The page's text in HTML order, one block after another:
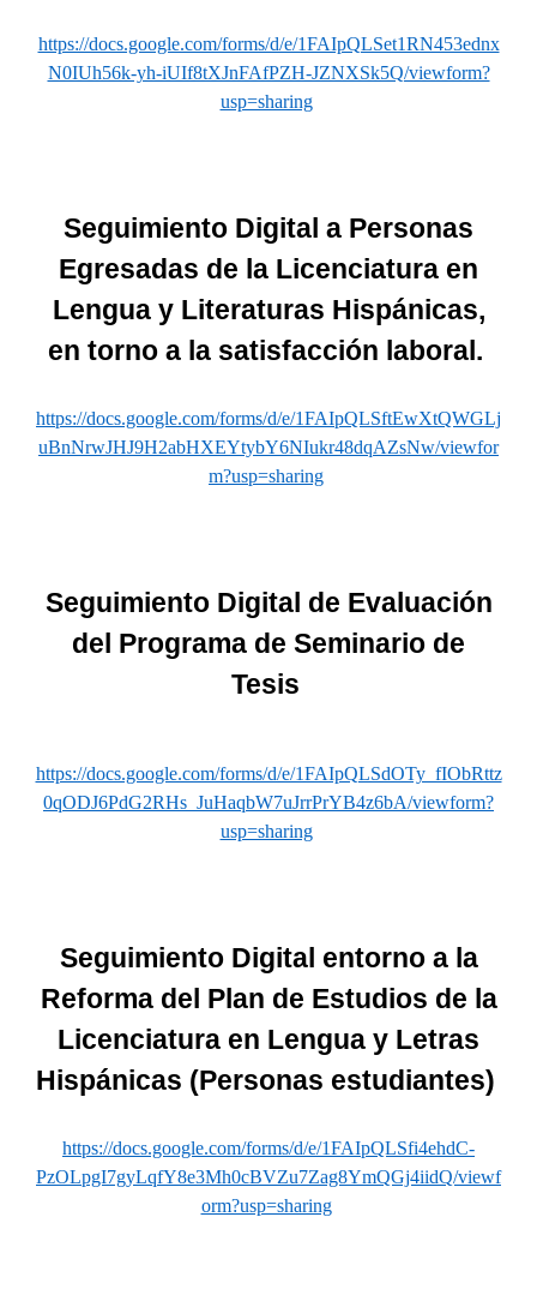
https://docs.google.com/forms/d/e/1FAIpQLSet1RN453ednx
N0IUh56k-yh-iUIf8tXJnFAfPZH-JZNXSk5Q/viewform?
usp=sharing
Seguimiento Digital a Personas
Egresadas de la Licenciatura en
Lengua y Literaturas Hispánicas,
en torno a la satisfacción laboral.
https://docs.google.com/forms/d/e/1FAIpQLSftEwXtQWGLj
uBnNrwJHJ9H2abHXEYtybY6NIukr48dqAZsNw/viewfor
m?usp=sharing
Seguimiento Digital de Evaluación
del Programa de Seminario de
Tesis
https://docs.google.com/forms/d/e/1FAIpQLSdOTy_fIObRttz
0qODJ6PdG2RHs_JuHaqbW7uJrrPrYB4z6bA/viewform?
usp=sharing
Seguimiento Digital entorno a la
Reforma del Plan de Estudios de la
Licenciatura en Lengua y Letras
Hispánicas (Personas estudiantes)
https://docs.google.com/forms/d/e/1FAIpQLSfi4ehdC-
PzOLpgI7gyLqfY8e3Mh0cBVZu7Zag8YmQGj4iidQ/viewf
orm?usp=sharing